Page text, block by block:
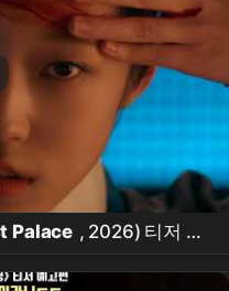
Palace , 2026) 티저 예